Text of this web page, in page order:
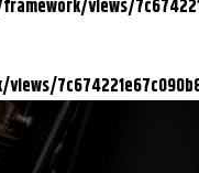
views/